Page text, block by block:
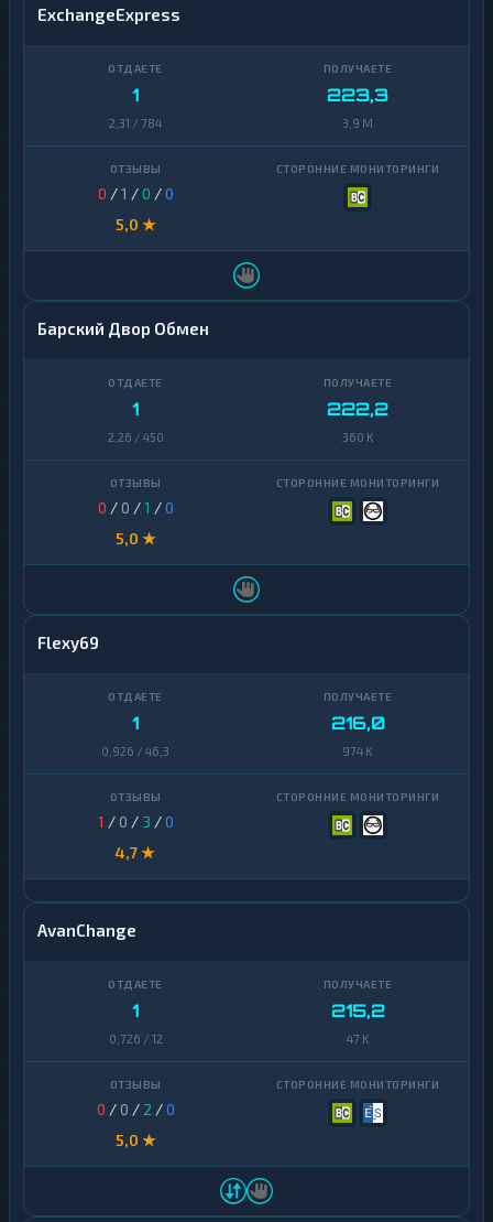
ExchangeExpress
1
2,31 / 784
223,3
3,9 M
0 /1 /0 /0
5,0 ★
Барский Двор Обмен
1
2,26 / 450
222,2
360 K
0 / 0 /1 /0
5,0 ★
Flexy69
1
0,926 / 46,3
216,0
974 K
1 / 0 / 3 /0
4,7 ★
AvanChange
1
0,726 / 12
215,2
47 K
0 / 0 / 2 /0
5,0 ★